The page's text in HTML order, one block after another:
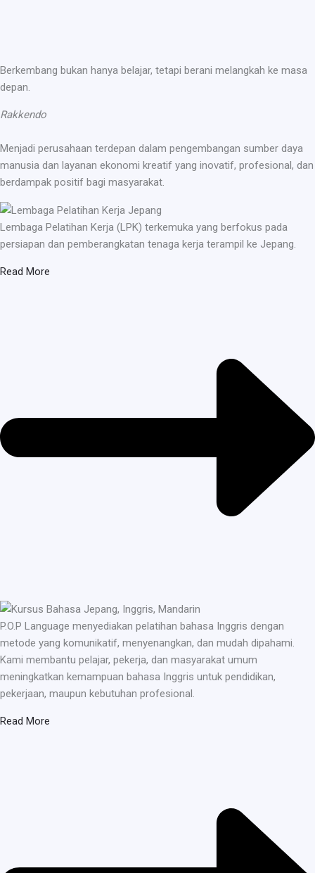
Berkembang bukan hanya belajar, tetapi berani melangkah ke masa
depan.
Rakkendo
Menjadi perusahaan terdepan dalam pengembangan sumber daya
manusia dan layanan ekonomi kreatif yang inovatif, profesional, dan
berdampak positif bagi masyarakat.
Lembaga Pelatihan Kerja (LPK) terkemuka yang berfokus pada
persiapan dan pemberangkatan tenaga kerja terampil ke Jepang.
Read More
P.O.P Language menyediakan pelatihan bahasa Inggris dengan
metode yang komunikatif, menyenangkan, dan mudah dipahami.
Kami membantu pelajar, pekerja, dan masyarakat umum
meningkatkan kemampuan bahasa Inggris untuk pendidikan,
pekerjaan, maupun kebutuhan profesional.
Read More